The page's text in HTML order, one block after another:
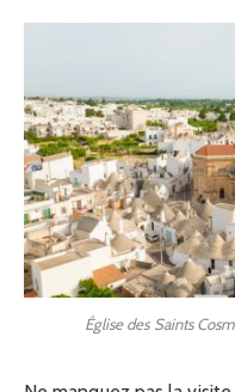
Église des Saints